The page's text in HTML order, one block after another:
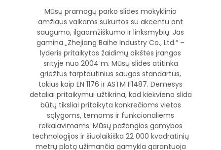
Mūsų pramogų parko slidės mokyklinio
amžiaus vaikams sukurtos su akcentu ant
saugumo, ilgaamžiškumo ir linksmybių. Jas
gamina „Zhejiang Baihe Industry Co., Ltd.“ –
lyderis pritaikytos žaidimų aikštės įrangos
srityje nuo 2004 m. Mūsų slidės atitinka
griežtus tarptautinius saugos standartus,
tokius kaip EN 1176 ir ASTM F1487. Dėmesys
detaliai pritaikymui užtikrina, kad kiekviena slida
būtų tiksliai pritaikyta konkrečioms vietos
sąlygoms, temoms ir funkcionaliems
reikalavimams. Mūsų pažangios gamybos
technologijos ir šiuolaikiška 22 000 kvadratinių
metrų plotą užimančia gamykla garantuoja